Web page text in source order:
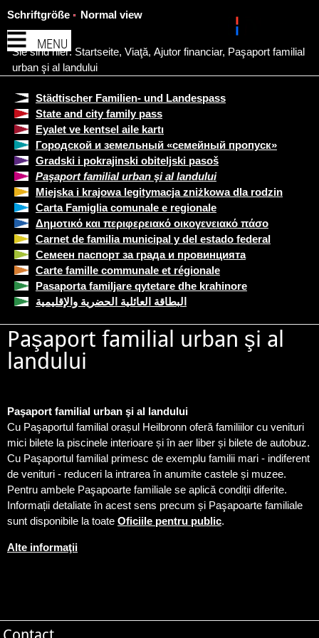
MENU
Schriftgröße Normal view
Sie sind hier: Startseite, Viaţă, Ajutor financiar, Paşaport familial
urban şi al landului
Städtischer Familien- und Landespass
State and city family pass
Eyalet ve kentsel aile kartı
Городской и земельный «семейный пропуск»
Gradski i pokrajinski obiteljski pasoš
Paşaport familial urban şi al landului
Miejska i krajowa legitymacja zniżkowa dla rodzin
Carta Famiglia comunale e regionale
Δημοτικό και περιφερειακό οικογενειακό πάσο
Carnet de familia municipal y del estado federal
Семеен паспорт за града и провинцията
Carte famille communale et régionale
Pasaporta familjare qytetare dhe krahinore
البطاقة العائلية الحضرية والإقليمية
Paşaport familial urban şi al
landului
Paşaport familial urban şi al landului
Cu Paşaportul familial orașul Heilbronn oferă familiilor cu venituri
mici bilete la piscinele interioare și în aer liber și bilete de autobuz.
Cu Paşaportul familial primesc de exemplu familii mari - indiferent
de venituri - reduceri la intrarea în anumite castele și muzee.
Pentru ambele Paşapoarte familiale se aplică condiții diferite.
Informații detaliate în acest sens precum și Paşapoarte familiale
sunt disponibile la toate Oficiile pentru public.
Alte informaţii